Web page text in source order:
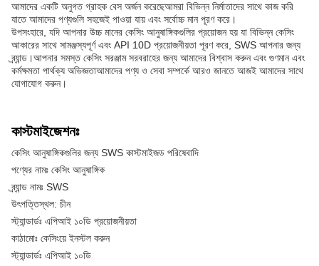
আমাদের একটি অনুগত গ্রাহক বেস অর্জন করেছেআমরা বিভিন্ন নির্মাতাদের সাথে কাজ করি
যাতে আমাদের পণ্যগুলি সহজেই পাওয়া যায় এবং সর্বোচ্চ মান পূরণ করে।
উপসংহারে, যদি আপনার উচ্চ মানের কেসিং আনুষাঙ্গিকগুলির প্রয়োজন হয় যা বিভিন্ন কেসিং
আকারের সাথে সামঞ্জস্যপূর্ণ এবং API 10D প্রয়োজনীয়তা পূরণ করে, SWS আপনার জন্য
ব্র্যান্ড।আপনার সমস্ত কেসিং সরঞ্জাম সরবরাহের জন্য আমাদের বিশ্বাস করুন এবং গুণমান এবং
কর্মক্ষমতা পার্থক্য অভিজ্ঞতাআমাদের পণ্য ও সেবা সম্পর্কে আরও জানতে আজই আমাদের সাথে
যোগাযোগ করুন।
কাস্টমাইজেশনঃ
কেসিং আনুষাঙ্গিকগুলির জন্য SWS কাস্টমাইজড পরিষেবাদি
পণ্যের নামঃ কেসিং আনুষাঙ্গিক
ব্র্যান্ড নামঃ SWS
উৎপত্তিস্থল: চীন
স্ট্যান্ডার্ডঃ এপিআই ১০ডি প্রয়োজনীয়তা
কাঠামোঃ কেসিংয়ে ইনস্টল করুন
স্ট্যান্ডার্ডঃ এপিআই ১০ডি